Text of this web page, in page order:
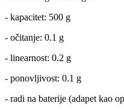
- kapacitet: 500 g
- očitanje: 0.1 g
- linearnost: 0.2 g
- ponovljivost: 0.1 g
- radi na baterije (adapet kao